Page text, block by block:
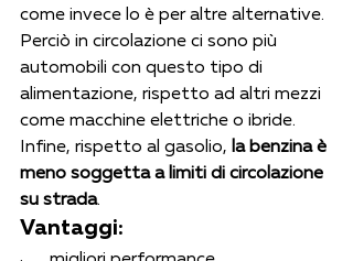
come invece lo è per altre alternative.
Perciò in circolazione ci sono più
automobili con questo tipo di
alimentazione, rispetto ad altri mezzi
come macchine elettriche o ibride.
Infine, rispetto al gasolio, la benzina è
meno soggetta a limiti di circolazione
su strada.
Vantaggi: